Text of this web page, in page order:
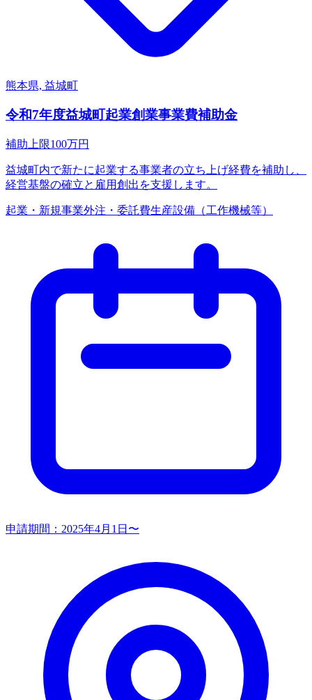
熊本県, 益城町
令和7年度益城町起業創業事業費補助金
補助上限100万円
益城町内で新たに起業する事業者の立ち上げ経費を補助し、
経営基盤の確立と雇用創出を支援します。
起業・新規事業外注・委託費生産設備（工作機械等）
申請期間： 2025年4月1日〜